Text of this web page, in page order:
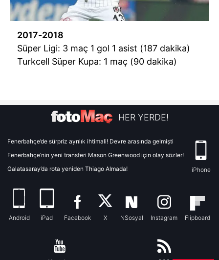
2017-2018
Süper Ligi: 3 maç 1 gol 1 asist (187 dakika)
Turkcell Süper Kupa: 1 maç (90 dakika)
HER YERDE!
Fenerbahçe’de sürpriz ayrılık ihtimali! Devre arasında gelmişti
Fenerbahçe’nin yeni transferi Mason Greenwood için olay sözler!
Galatasaray’da rota yeniden Thiago Almada!
iPhone
Android iPad Facebook X NSosyal Instagram Flipboard